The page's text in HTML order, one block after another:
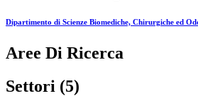
Dipartimento di Scienze Biomediche, Chirurgiche ed
Aree Di Ricerca
Settori (5)